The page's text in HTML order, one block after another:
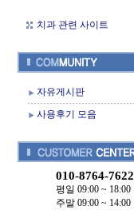
치과 관련 사이트
자유게시판
사용후기 모음
010-8764-7622
평일 09:00 ~ 18:00
주말 09:00 ~ 14:00